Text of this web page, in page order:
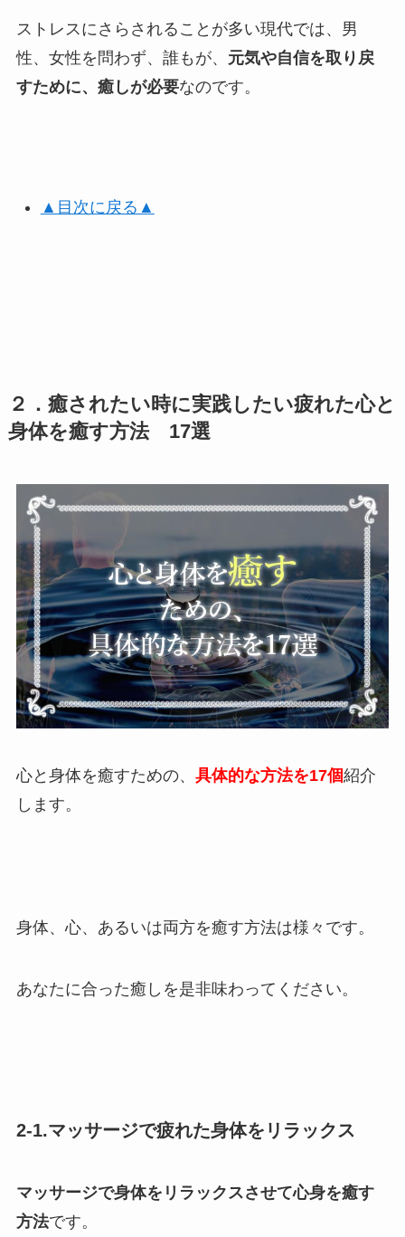
ストレスにさらされることが多い現代では、男
性、女性を問わず、誰もが、 元気や自信を取り戻
すために、癒しが必要なのです。
▲目次に戻る▲
２． 癒されたい時に実践したい疲れた心と
身体を癒す方法 17選
心と身体を癒すための、 具体的な方法を17個紹介
します。
身体、心、あるいは両方を癒す方法は様々です。
あなたに合った癒しを是非味わってください。
2-1.マッサージで疲れた身体をリラックス
マッサージで身体をリラックスさせて心身を癒す
方法です。